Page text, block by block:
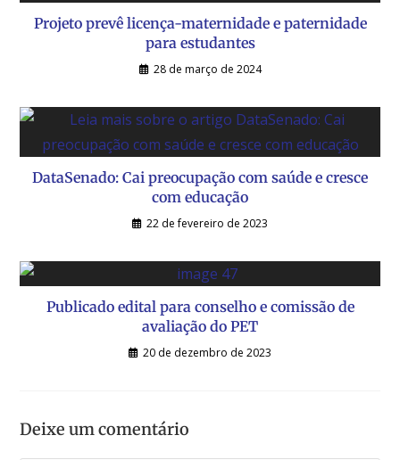
Projeto prevê licença-maternidade e paternidade
para estudantes
28 de março de 2024
DataSenado: Cai preocupação com saúde e cresce
com educação
22 de fevereiro de 2023
Publicado edital para conselho e comissão de
avaliação do PET
20 de dezembro de 2023
Deixe um comentário